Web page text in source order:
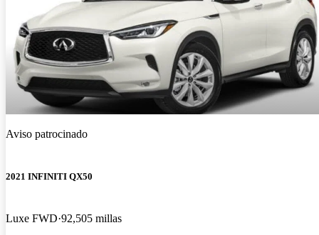
Aviso patrocinado
2021 INFINITI QX50
Luxe FWD 92,505 millas